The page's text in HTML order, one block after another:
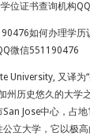
位证书查询机构
如何办理学历
微信551190476
University, 又译为“
州历史悠久的大学
Jose中心，占
立大学，它以极